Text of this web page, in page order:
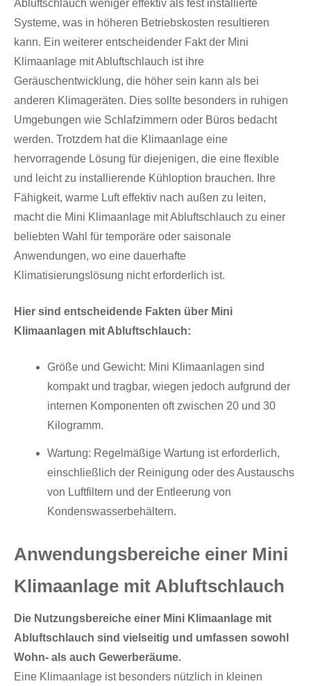
Abluftschlauch weniger effektiv als fest installierte
Systeme, was in höheren Betriebskosten resultieren
kann. Ein weiterer entscheidender Fakt der Mini
Klimaanlage mit Abluftschlauch ist ihre
Geräuschentwicklung, die höher sein kann als bei
anderen Klimageräten. Dies sollte besonders in ruhigen
Umgebungen wie Schlafzimmern oder Büros bedacht
werden. Trotzdem hat die Klimaanlage eine
hervorragende Lösung für diejenigen, die eine flexible
und leicht zu installierende Kühloption brauchen. Ihre
Fähigkeit, warme Luft effektiv nach außen zu leiten,
macht die Mini Klimaanlage mit Abluftschlauch zu einer
beliebten Wahl für temporäre oder saisonale
Anwendungen, wo eine dauerhafte
Klimatisierungslösung nicht erforderlich ist.
Hier sind entscheidende Fakten über Mini
Klimaanlagen mit Abluftschlauch:
Größe und Gewicht: Mini Klimaanlagen sind
kompakt und tragbar, wiegen jedoch aufgrund der
internen Komponenten oft zwischen 20 und 30
Kilogramm.
Wartung: Regelmäßige Wartung ist erforderlich,
einschließlich der Reinigung oder des Austauschs
von Luftfiltern und der Entleerung von
Kondenswasserbehältern.
Anwendungsbereiche einer Mini
Klimaanlage mit Abluftschlauch
Die Nutzungsbereiche einer Mini Klimaanlage mit
Abluftschlauch sind vielseitig und umfassen sowohl
Wohn- als auch Gewerberäume.
Eine Klimaanlage ist besonders nützlich in kleinen